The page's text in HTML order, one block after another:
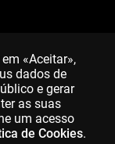
«Aceitar»,
dados de
e gerar
as suas
um acesso
de Cookies.